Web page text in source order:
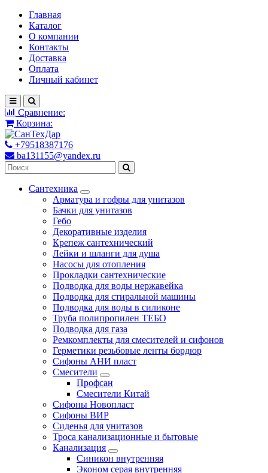
Главная
Каталог
О компании
Контакты
Доставка
Оплата
Личный кабинет
Сравнение:
Корзина:
+79518387176
ba131155@yandex.ru
Сантехника
Арматура и гофры для унитазов
Бачки для унитазов
Гебо
Декоративные изделия
Крепеж сантехнический
Лейки и шланги для душа
Насосы для отопления
Прокладки сантехнические
Подводка для воды нержавейка
Подводка для стиральной машины
Подводка для воды в силиконе
Труба полипропилен ТЕБО
Подводка для газа
Ремкомплекты для смесителей и сифонов
Герметики резьбовые ленты бордюр
Сифоны АНИ пласт
Смесители
Профсан
Смесители Китай
Сифоны Новопласт
Сифоны ВИР
Сиденья для унитазов
Троса канализационные и бытовые
Канализация
Синикон внутренняя
Эконом серая внутренняя